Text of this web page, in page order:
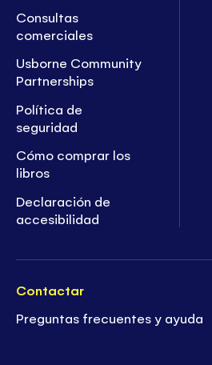
Consultas
comerciales
Usborne Community
Partnerships
Política de
seguridad
Cómo comprar los
libros
Declaración de
accesibilidad
Contactar
Preguntas frecuentes y ayuda